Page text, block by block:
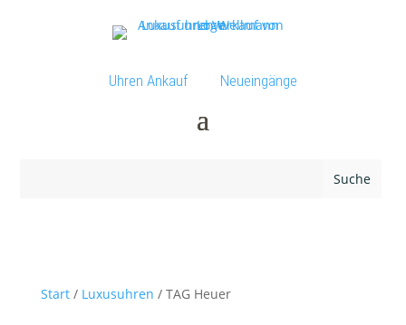
Uhren Ankauf Neueingänge
Start/ Luxusuhren / TAG Heuer